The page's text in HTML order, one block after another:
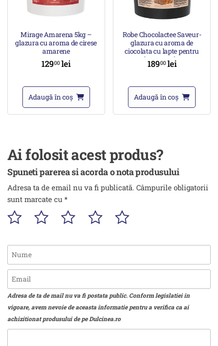
Mirage Amarena 5kg –
glazura cu aroma de cirese
amarene
12900lei
Adaugă în coș
Robe Chocolactee Saveur-
glazura cu aroma de
ciocolata cu lapte pentru
decorare 5kg
18900 lei
Adaugă în coș
Ai folosit acest produs?
Spuneti parerea si acorda o nota produsului
Adresa ta de email nu va fi publicată. Câmpurile obligatorii
sunt marcate cu *
Adresa de ta de mail nu va fi postata public. Conform legislatiei in
vigoare, avem nevoie de aceasta informatie pentru a verifica ca ai
achizitionat produsului de pe Dulcinea.ro